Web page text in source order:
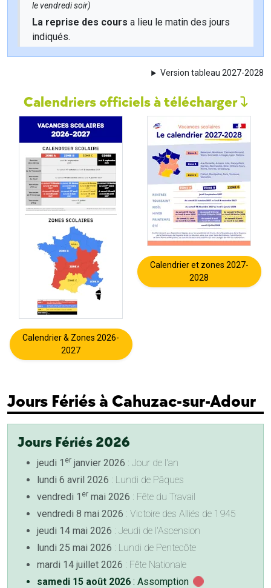
le vendredi soir)
La reprise des cours a lieu le matin des jours
indiqués.
Version tableau 2027-2028
Calendriers officiels à télécharger
Calendrier & Zones 2026-
2027
Calendrier et zones 2027-
2028
Jours Fériés à Cahuzac-sur-Adour
Jours Fériés 2026
jeudi 1 er janvier 2026 : Jour de l'an
lundi 6 avril 2026 : Lundi de Pâques
vendredi 1 er mai 2026 : Fête du Travail
vendredi 8 mai 2026 : Victoire des Alliés de 1945
jeudi 14 mai 2026 : Jeudi de l'Ascension
lundi 25 mai 2026 : Lundi de Pentecôte
mardi 14 juillet 2026 : Fête Nationale
samedi 15 août 2026 : Assomption